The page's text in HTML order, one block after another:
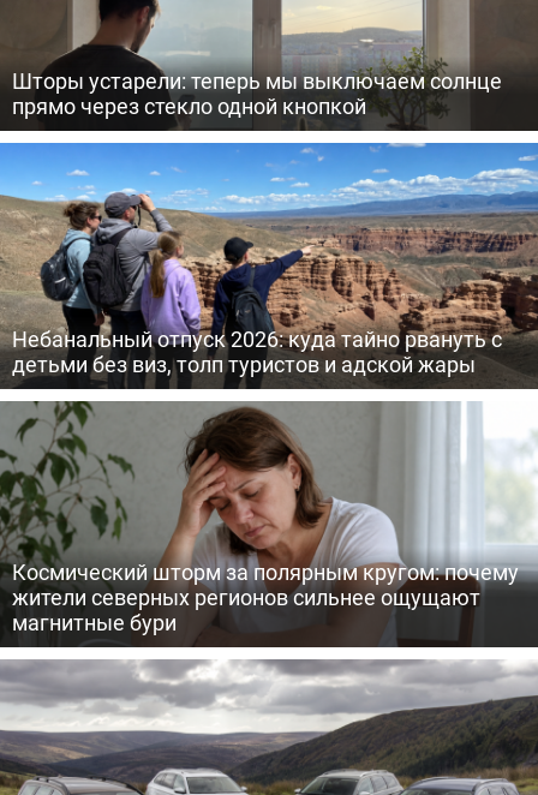
Шторы устарели: теперь мы выключаем солнце
прямо через стекло одной кнопкой
Небанальный отпуск 2026: куда тайно рвануть с
детьми без виз, толп туристов и адской жары
Космический шторм за полярным кругом: почему
жители северных регионов сильнее ощущают
магнитные бури